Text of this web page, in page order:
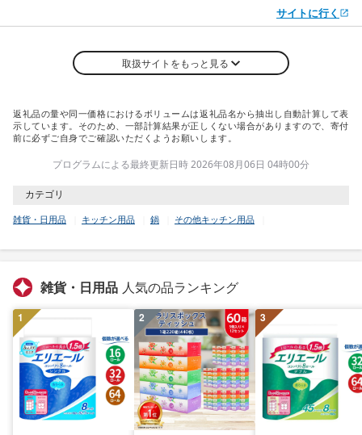
サイトに行く
取扱サイトをもっと見る
返礼品の量や同一価格におけるボリュームは返礼品名から抽出し自動計算して表
示しています。そのため、一部計算結果が正しくない場合がありますので、寄付
前に必ずご自身でご確認いただくようお願いします。
プログラムによる最終更新日時 2026年08月06日 04時00分
カテゴリ
雑貨・日用品 キッチン用品 鍋 その他キッチン用品
雑貨・日用品 人気の品ランキング
1 2 3